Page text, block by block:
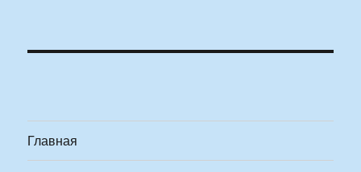
Главная